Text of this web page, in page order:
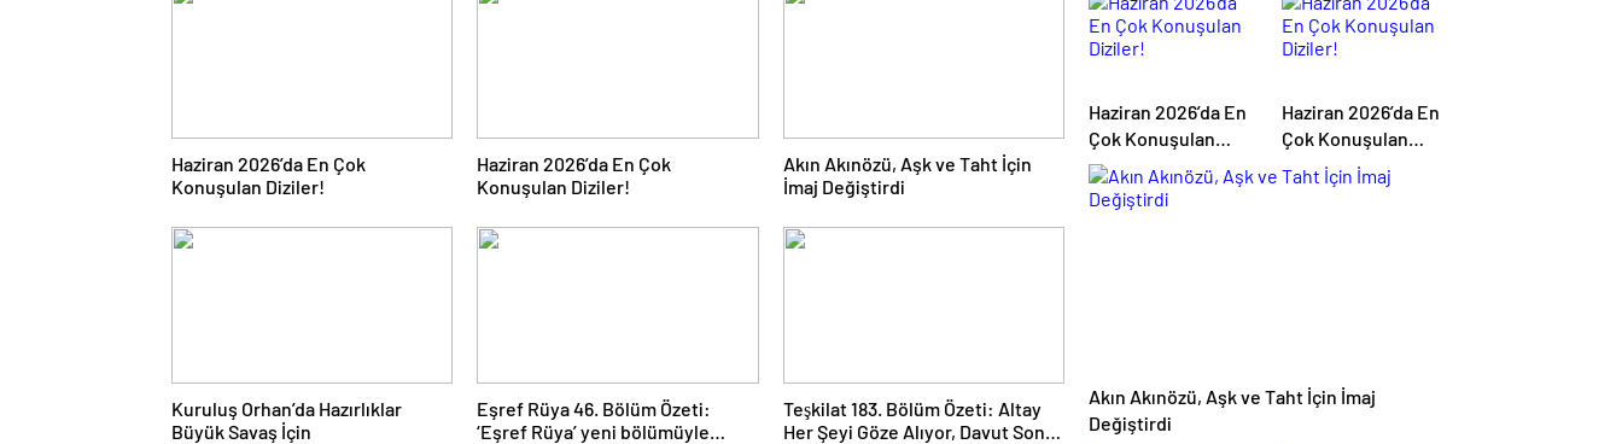
Haziran 2026’da En Çok
Konuşulan Diziler!
Haziran 2026’da En Çok
Konuşulan Diziler!
Akın Akınözü, Aşk ve Taht İçin
İmaj Değiştirdi
Kuruluş Orhan’da Hazırlıklar
Büyük Savaş İçin
Eşref Rüya 46. Bölüm Özeti:
‘Eşref Rüya’ yeni bölümüyle
Teşkilat 183. Bölüm Özeti: Altay
Her Şeyi Göze Alıyor, Davut Son
Haziran 2026’da En
Çok Konuşulan
Diziler!
Haziran 2026’da En
Çok Konuşulan
Diziler!
Akın Akınözü, Aşk ve Taht İçin İmaj
Değiştirdi